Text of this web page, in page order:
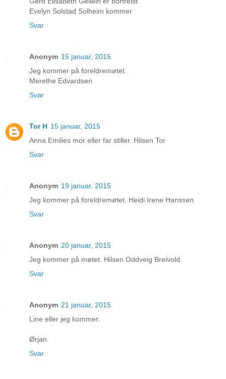
Evelyn Solstad Solheim kommer
Svar
Anonym 15 januar, 2015
Jeg kommer på foreldremøtet.
Merethe Edvardsen
Svar
Tor H 15 januar, 2015
Anna Emilies mor eller far stiller. Hilsen Tor
Svar
Anonym 19 januar, 2015
Jeg kommer på foreldremøtet. Heidi Irene Hanssen
Svar
Anonym 20 januar, 2015
Jeg kommer på møtet. Hilsen Oddveig Breivold.
Svar
Anonym 21 januar, 2015
Line eller jeg kommer.
Ørjan.
Svar